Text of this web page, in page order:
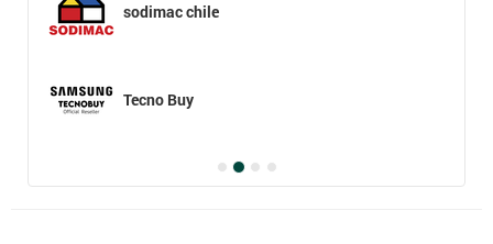
sodimac chile
Tecno Buy